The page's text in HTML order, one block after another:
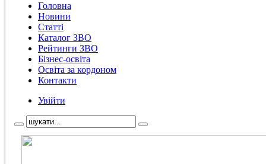
Головна
Новини
Статті
Каталог ЗВО
Рейтинги ЗВО
Бізнес-освіта
Освіта за кордоном
Контакти
Увійти